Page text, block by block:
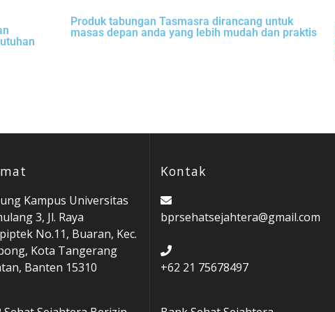
Produk tabungan Tasmasra dirancang untuk
masas depan anda yang lebih mudah dan praktis
Kampus Universitas
3, Jl. Raya
No.11, Buaran, Kec.
Kota Tangerang
Banten 15310
Kontak
bprsehatsejahtera@gmail.com
+62 21 75678497